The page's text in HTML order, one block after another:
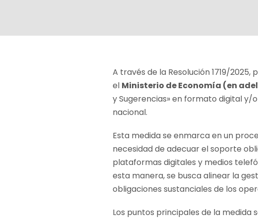
A través de la Resolución 1719/
el Ministerio de Economía (en
y Sugerencias» en formato digital y/
nacional.
Esta medida se enmarca en un
necesidad de adecuar el soporte
plataformas digitales y medios
esta manera, se busca alinear la
obligaciones sustanciales de los
Los puntos principales de la medida